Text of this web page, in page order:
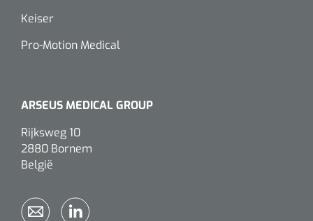
Keiser
Pro-Motion Medical
ARSEUS MEDICAL GROUP
Rijksweg 10
2880 Bornem
België